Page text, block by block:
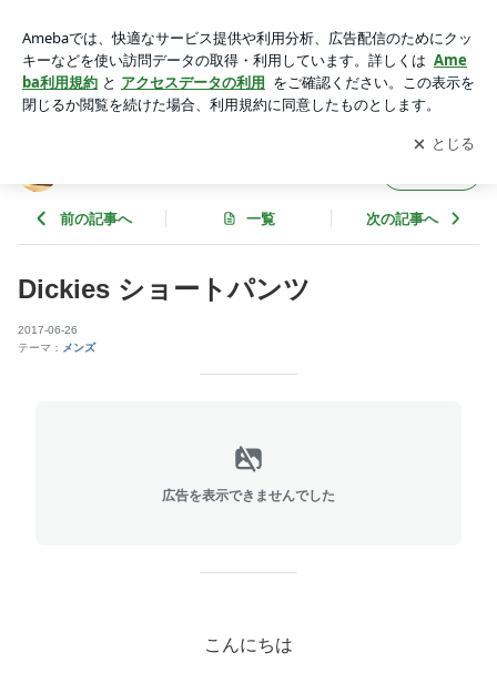
アプリをダウンロードして ブログの更新通知
を受け取りまし
ょう。
開く
前の記事へ 一覧 次の記事へ
Dickies ショートパンツ
2017-06-26
テーマ： メンズ
広告を表示できませんでした
こんにちは